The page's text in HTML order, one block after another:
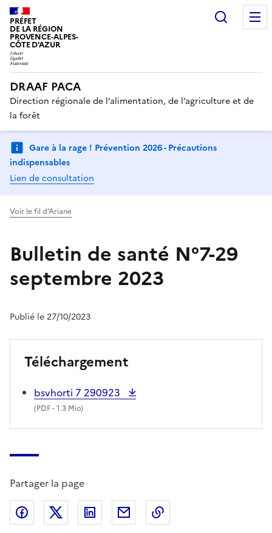
PRÉFET
DE LA RÉGION
PROVENCE-ALPES-
CÔTE D'AZUR
DRAAF PACA
Direction régionale de l’alimentation, de l’agriculture et de
la forêt
Gare à la rage ! Prévention 2026 - Précautions
indispensables
Lien de consultation
Voir le fil d'Ariane
Bulletin de santé N°7-29
septembre 2023
Publié le 27/10/2023
Téléchargement
bsvhorti 7 290923
(PDF- 1.3 Mio)
Partager la page
Partager sur Facebook
Partager sur X (anciennement Twitter)
Partager sur LinkedIn
Partager par email